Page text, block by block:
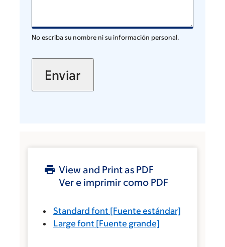
No escriba su nombre ni su información personal.
View and Print as PDF
Ver e imprimir como PDF
Standard font [Fuente estándar]
Large font [Fuente grande]